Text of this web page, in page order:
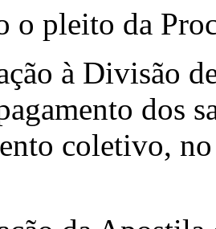
o pleito da
à Divisão
dos
coletivo, no